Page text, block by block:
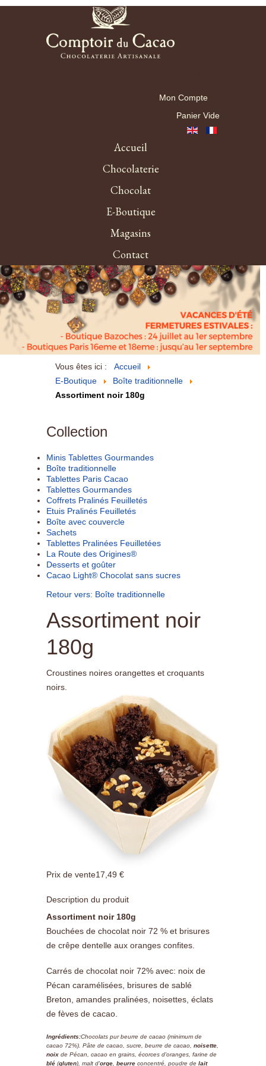
Mon Compte
Panier Vide
Accueil
Chocolaterie
Chocolat
E-Boutique
Magasins
Contact
Vous êtes ici :
Accueil
E-Boutique
Boîte traditionnelle
Assortiment noir 180g
Collection
Minis Tablettes Gourmandes
Boîte traditionnelle
Tablettes Paris Cacao
Tablettes Gourmandes
Coffrets Pralinés Feuilletés
Etuis Pralinés Feuilletés
Boîte avec couvercle
Sachets
Tablettes Pralinées Feuilletées
La Route des Origines®
Desserts et goûter
Cacao Light® Chocolat sans sucres
Retour vers: Boîte traditionnelle
Assortiment noir
180g
Croustines noires orangettes et croquants
noirs.
Prix ​​de vente17,49 €
Description du produit
Assortiment noir 180g
Bouchées de chocolat noir 72 % et brisures
de crêpe dentelle aux oranges confites.
Carrés de chocolat noir 72% avec: noix de
Pécan caramélisées, brisures de sablé
Breton, amandes pralinées, noisettes, éclats
de fèves de cacao.
Ingrédients:Chocolats pur beurre de cacao (minimum de
cacao 72%). Pâte de cacao, sucre, beurre de cacao, noisette
noix de Pécan, cacao en grains, écorces d'oranges, farine de
blé (gluten), malt d'orge beurre concentré, poudre de lait